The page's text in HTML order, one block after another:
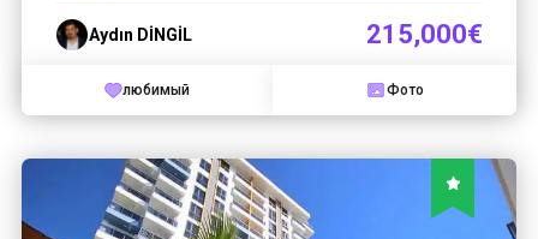
Aydın DİNGİL 215,000€
любимый Фото